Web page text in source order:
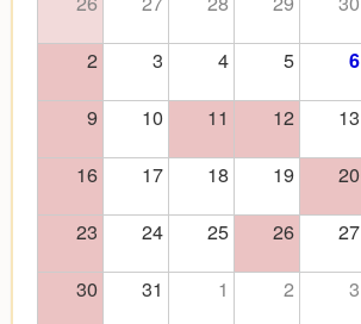
2
3 4 5 6
9
10 11 12 13
16
17 18 19 20
23
24 25 26 27
30
31 1 2 3